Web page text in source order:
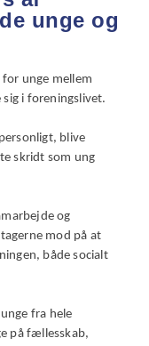
unge og
for unge mellem
sig i foreningslivet.
blive
skridt som ung
og
mod på at
både socialt
fra hele
på fællesskab,